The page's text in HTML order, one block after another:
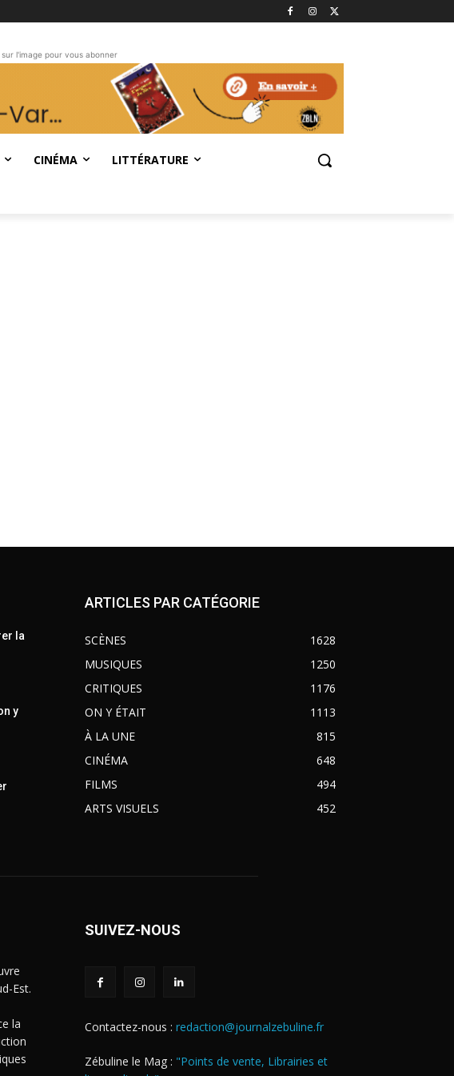
sur l'image pour vous abonner
CINÉMA LITTÉRATURE
la
y
ARTICLES PAR CATÉGORIE
SCÈNES
1628
MUSIQUES
1250
CRITIQUES
1176
ON Y ÉTAIT
1113
À LA UNE
815
CINÉMA
648
FILMS
494
ARTS VISUELS
452
Est.
la
SUIVEZ-NOUS
Contactez-nous : redaction@journalzebuline.fr
Zébuline le Mag : "Points de vente, Librairies et